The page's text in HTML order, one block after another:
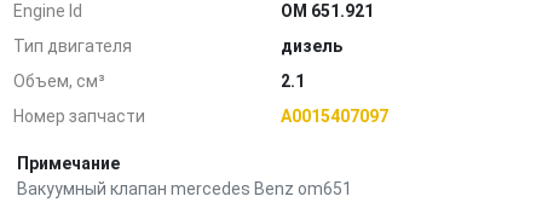
Engine Id
OM 651.921
Тип двигателя
дизель
Объем, см³
2.1
Номер запчасти
A0015407097
Примечание
Вакуумный клапан mercedes Benz om651